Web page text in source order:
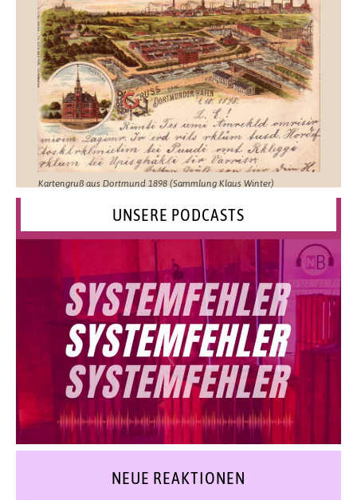
Kartengruß aus Dortmund 1898 (Sammlung Klaus Winter)
UNSERE PODCASTS
NEUE REAKTIONEN